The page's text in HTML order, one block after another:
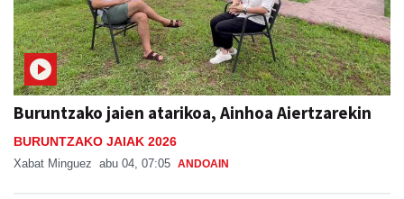
Buruntzako jaien atarikoa, Ainhoa Aiertzarekin
BURUNTZAKO JAIAK 2026
Xabat Minguez abu 04, 07:05 ANDOAIN